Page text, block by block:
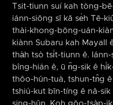
Tsit-tiunn suí kah tòng-
iánn-siōng sī kā se̍h Tē-
thài-khong-bōng-uán-
kiànn Subaru kah Mayall
tha̍h tsò tsi̍t-tiunn ê.
bîng-hián ê, ū n̂g-sik ê
thôo-hún-tuà, tshun-tn̂g
tshiú-kut bīn-tíng ê nâ-